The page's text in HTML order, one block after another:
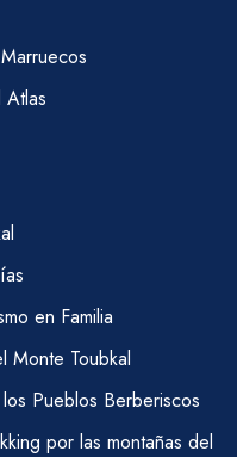
de la duración
es más probable que
pan, café, té,
y aquellos con
de la reserva.
es un asunto
de orientación.
consideraríamos
Atlas
en Familia
Monte Toubkal
Pueblos Berberiscos
por las montañas del